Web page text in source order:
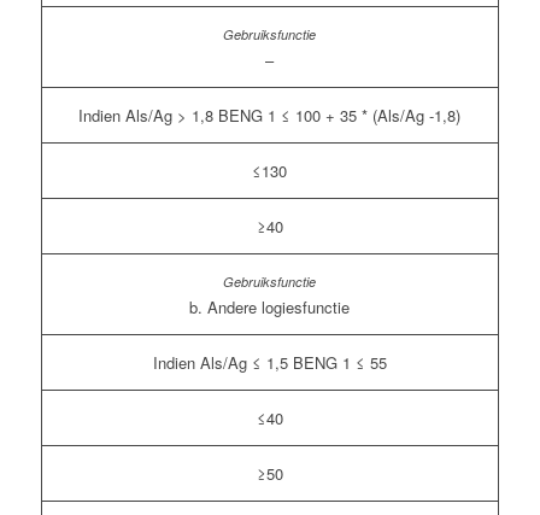
–
Indien Als/Ag > 1,8 BENG 1 ≤ 100 + 35 * (Als/Ag -1,8)
≤130
≥40
b. Andere logiesfunctie
Indien Als/Ag ≤ 1,5 BENG 1 ≤ 55
≤40
≥50